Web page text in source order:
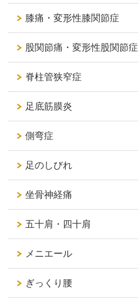
膝痛・変形性膝関節症
股関節痛・変形性股関節症
脊柱管狭窄症
足底筋膜炎
側弯症
足のしびれ
坐骨神経痛
五十肩・四十肩
メニエール
ぎっくり腰